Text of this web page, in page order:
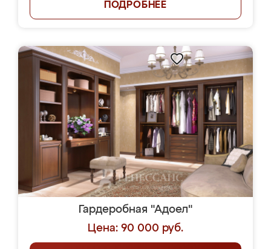
ПОДРОБНЕЕ
Гардеробная "Адоел"
Цена: 90 000 руб.